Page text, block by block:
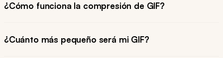
¿Cómo funciona la compresión de GIF?
¿Cuánto más pequeño será mi GIF?